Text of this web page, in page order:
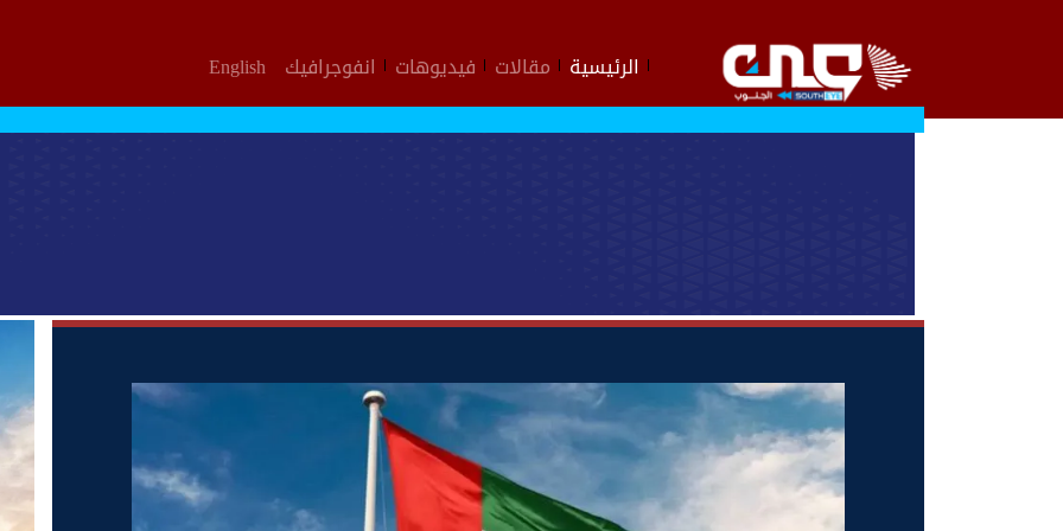
الرئيسية مقالات فيديوهات انفوجرافيك English